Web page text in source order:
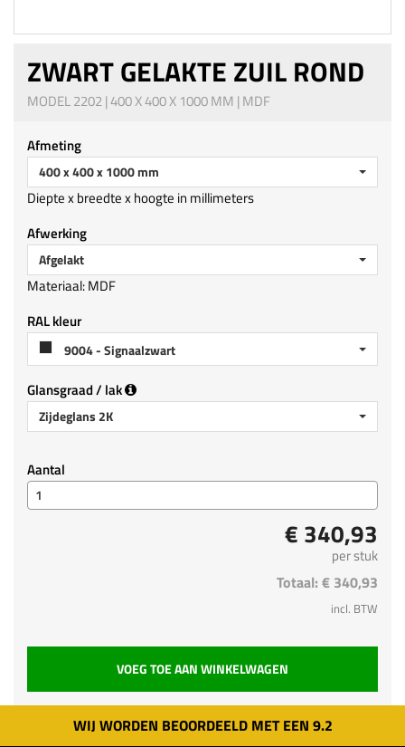
ZWART GELAKTE ZUIL ROND
MODEL 2202 | 400 X 400 X 1000 MM | MDF
Afmeting
400 x 400 x 1000 mm
Diepte x breedte x hoogte in millimeters
Afwerking
Afgelakt
Materiaal: MDF
RAL kleur
9004 - Signaalzwart
Glansgraad / lak
Zijdeglans 2K
Aantal
€ 340,93
per stuk
Totaal: € 340,93
incl. BTW
VOEG TOE AAN WINKELWAGEN
WIJ WORDEN BEOORDEELD MET EEN 9.2